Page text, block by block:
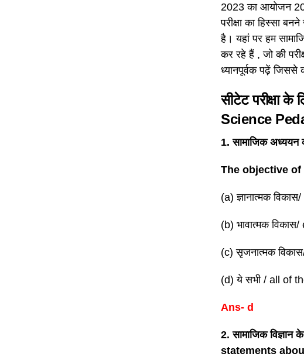
2023 का आयोजन 20
परीक्षा का हिस्सा
है। यहां पर हम
कर रहे हैं , जो की
ध्यानपूर्वक पढ़ें जिससे
सीटेट परीक्षा के
Science
1. सामाजिक अध्ययन
The objective
(a) ज्ञानात्मक
(b) भावात्मक
(c) सृजनात्मक
(d) ये सभी / all of
Ans- d
2. सामाजिक
statements